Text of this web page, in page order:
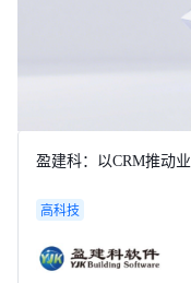
盈建科：以CRM推动
高科技